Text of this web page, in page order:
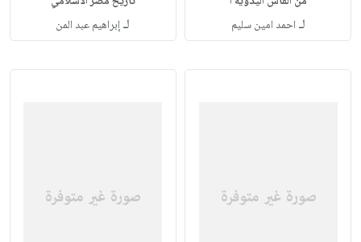
لـ احمد امين سليم لـإبراهيم عبد المن